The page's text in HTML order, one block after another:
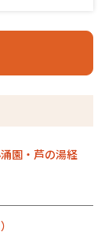
園・芦の湯経